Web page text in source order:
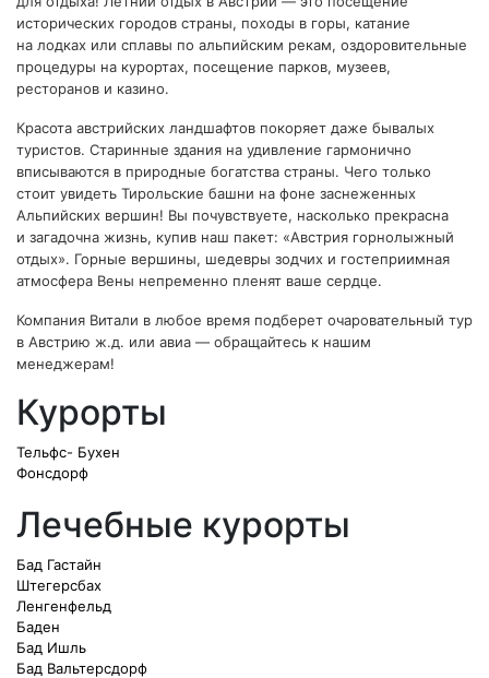
Курорты
Тельфс- Бухен
Фонсдорф
Лечебные курорты
Бад Гастайн
Штегерсбах
Ленгенфельд
Баден
Бад Ишль
Бад Вальтерсдорф
исторических городов страны, походы в горы, катание
на лодках или сплавы по альпийским рекам, оздоровительные
процедуры на курортах, посещение парков, музеев,
ресторанов и казино.
Красота австрийских ландшафтов покоряет даже бывалых
туристов. Старинные здания на удивление гармонично
вписываются в природные богатства страны. Чего только
стоит увидеть Тирольские башни на фоне заснеженных
Альпийских вершин! Вы почувствуете, насколько прекрасна
и загадочна жизнь, купив наш пакет: «Австрия горнолыжный
отдых». Горные вершины, шедевры зодчих и гостеприимная
атмосфера Вены непременно пленят ваше сердце.
Компания Витали в любое время подберет очаровательный тур
в Австрию ж.д. или авиа — обращайтесь к нашим
менеджерам!